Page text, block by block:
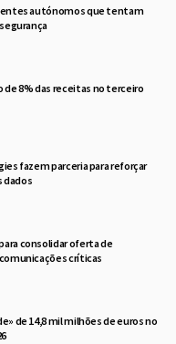
autónomos que tentam
8% das receitas no terceiro
fazem parceria para reforçar
dados
consolidar oferta de
críticas
de 14,8 mil milhões de euros no